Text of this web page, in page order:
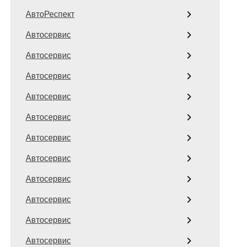
АвтоРеспект
Автосервис
Автосервис
Автосервис
Автосервис
Автосервис
Автосервис
Автосервис
Автосервис
Автосервис
Автосервис
Автосервис